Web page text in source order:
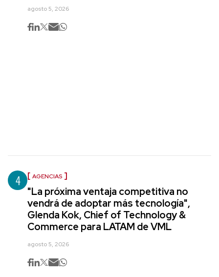
agosto 5, 2026
4 AGENCIAS
"La próxima ventaja competitiva no
vendrá de adoptar más tecnología",
Glenda Kok, Chief of Technology &
Commerce para LATAM de VML
agosto 5, 2026